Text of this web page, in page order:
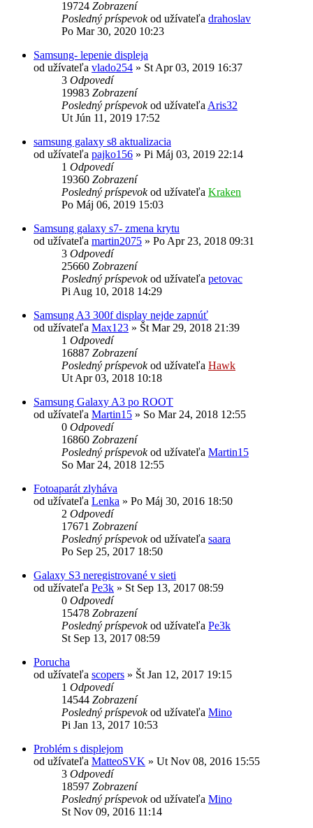
19724 Zobrazení
Posledný príspevokod užívateľa drahoslav
Po Mar 30, 2020 10:23
Samsung- lepenie displeja
od užívateľa vlado254 » St Apr 03, 2019 16:37
3 Odpovedí
19983 Zobrazení
Posledný príspevokod užívateľa Aris32
Ut Jún 11, 2019 17:52
samsung galaxy s8 aktualizacia
od užívateľa pajko156 » Pi Máj 03, 2019 22:14
1 Odpovedí
19360 Zobrazení
Posledný príspevokod užívateľa Kraken
Po Máj 06, 2019 15:03
Samsung galaxy s7- zmena krytu
od užívateľa martin2075 » Po Apr 23, 2018 09:31
3 Odpovedí
25660 Zobrazení
Posledný príspevokod užívateľa petovac
Pi Aug 10, 2018 14:29
Samsung A3 300f display nejde zapnúť
od užívateľa Max123 » Št Mar 29, 2018 21:39
1 Odpovedí
16887 Zobrazení
Posledný príspevokod užívateľa Hawk
Ut Apr 03, 2018 10:18
Samsung Galaxy A3 po ROOT
od užívateľa Martin15 » So Mar 24, 2018 12:55
0 Odpovedí
16860 Zobrazení
Posledný príspevokod užívateľa Martin15
So Mar 24, 2018 12:55
Fotoaparát zlyháva
od užívateľa Lenka » Po Máj 30, 2016 18:50
2 Odpovedí
17671 Zobrazení
Posledný príspevokod užívateľa saara
Po Sep 25, 2017 18:50
Galaxy S3 neregistrované v sieti
od užívateľa Pe3k » St Sep 13, 2017 08:59
0 Odpovedí
15478 Zobrazení
Posledný príspevokod užívateľa Pe3k
St Sep 13, 2017 08:59
Porucha
od užívateľa scopers » Št Jan 12, 2017 19:15
1 Odpovedí
14544 Zobrazení
Posledný príspevokod užívateľa Mino
Pi Jan 13, 2017 10:53
Problém s displejom
od užívateľa MatteoSVK » Ut Nov 08, 2016 15:55
3 Odpovedí
18597 Zobrazení
Posledný príspevokod užívateľa Mino
St Nov 09, 2016 11:14